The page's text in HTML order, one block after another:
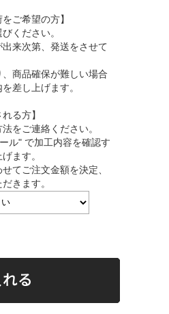
ご希望の方】
ください。
来次第、発送をさせて
商品確保が難しい場合
差し上げます。
る方】
をご連絡ください。
ル" で加工内容を確認す
ます。
てご注文金額を決定、
きます。